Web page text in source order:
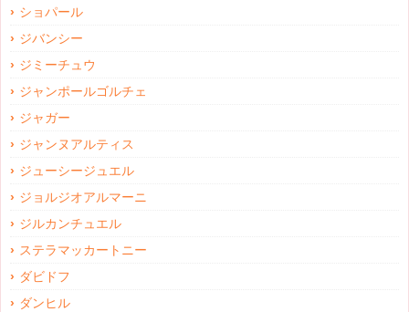
ショパール
ジバンシー
ジミーチュウ
ジャンポールゴルチェ
ジャガー
ジャンヌアルティス
ジューシージュエル
ジョルジオアルマーニ
ジルカンチュエル
ステラマッカートニー
ダビドフ
ダンヒル